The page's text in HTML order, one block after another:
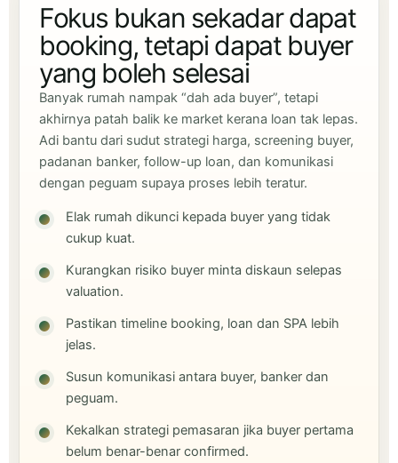
Fokus bukan sekadar dapat
booking, tetapi dapat buyer
yang boleh selesai
Banyak rumah nampak “dah ada buyer”, tetapi
akhirnya patah balik ke market kerana loan tak lepas.
Adi bantu dari sudut strategi harga, screening buyer,
padanan banker, follow-up loan, dan komunikasi
dengan peguam supaya proses lebih teratur.
Elak rumah dikunci kepada buyer yang tidak
cukup kuat.
Kurangkan risiko buyer minta diskaun selepas
valuation.
Pastikan timeline booking, loan dan SPA lebih
jelas.
Susun komunikasi antara buyer, banker dan
peguam.
Kekalkan strategi pemasaran jika buyer pertama
belum benar-benar confirmed.